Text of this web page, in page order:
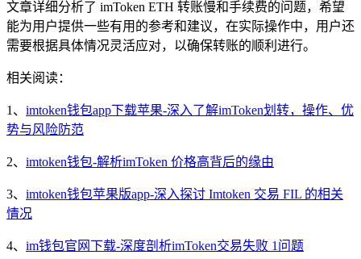
文章详细分析了 imToken ETH 转账慢和手续费的问题，希望
能为用户提供一些有用的参考和建议，在实际操作中，用户还
需要根据具体情况灵活应对，以确保转账的顺利进行。
相关阅读：
1、 imtoken钱包app下载苹果-深入了解imToken划转，操作、优
势与风险防范
2、 imtoken钱包-解析imToken 价格高背后的缘由
3、 imtoken钱包苹果版app-深入探讨 Imtoken 交易 FIL 的相关
情况
4、 im钱包官网下载-深度剖析imToken交易失败 1问题